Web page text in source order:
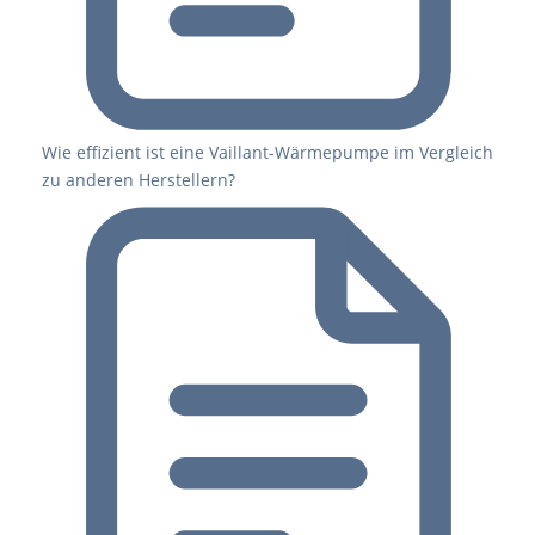
Wie effizient ist eine Vaillant-Wärmepumpe im Vergleich
zu anderen Herstellern?